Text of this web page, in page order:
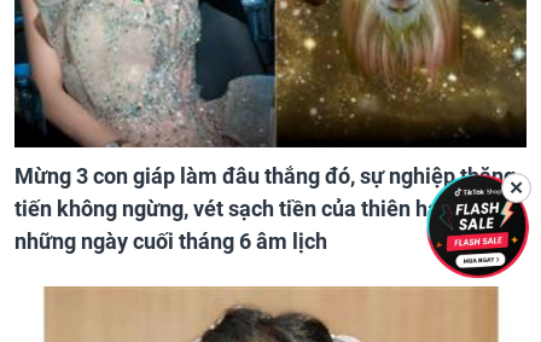
Mừng 3 con giáp làm đâu thắng đó, sự nghiệp thăng
tiến không ngừng, vét sạch tiền của thiên hạ trong
những ngày cuối tháng 6 âm lịch
✕